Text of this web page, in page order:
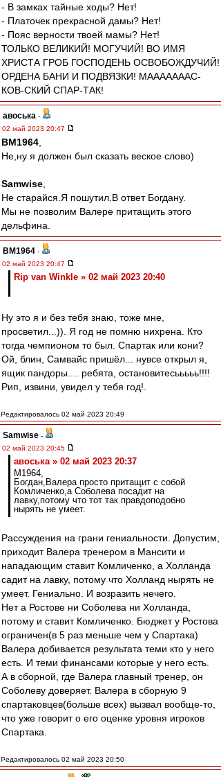
- В замках тайные ходы? Нет!
- Платочек прекрасной дамы? Нет!
- Пояс верности твоей мамы? Нет!
ТОЛЬКО ВЕЛИКИЙ! МОГУЧИЙ! ВО ИМЯ
ХРИСТА ГРОБ ГОСПОДЕНЬ ОСВОБОЖДУЧИЙ!
ОРДЕНА БАНИ И ПОДВЯЗКИ! МАААААААС-
КОВ-СКИЙ СПАР-ТАК!
авоська -
02 май 2023 20:47
BM1964
Не,ну я должен был сказать веское слово)
Samwise
Не старайся.Я пошутил.В ответ Богдану.
Мы не позволим Валере притащить этого
дельфина.
BM1964 -
02 май 2023 20:47
Rip van Winkle » 02 май 2023 20:40
Ну это я и без тебя знаю, тоже мне,
просветил...)). Я год не помню нихрена. Кто
тогда чемпионом то был. Спартак или кони?
Ой, блин, Самвайс пришёл... нувсе открыл я,
ящик пандоры.... ребята, остановитесььььь!!!!
Рип, извини, увидел у тебя год!.
Редактировалось 02 май 2023 20:49
Samwise -
02 май 2023 20:45
авоська » 02 май 2023 20:37
M1964,
Богдан,Валера просто притащит с собой
Комличенко,а Соболева посадит на
лавку,потому что тот так правдоподобно
нырять не умеет.
Рассуждения на грани гениальности. Допустим,
приходит Валера тренером в Мансити и
нападающим ставит Комличенко, а Холланда
садит на лавку, потому что Холланд нырять не
умеет. Гениально. И возразить нечего.
Нет а Ростове ни Соболева ни Холланда,
потому и ставит Комличенко. Бюджет у Ростова
ограничен(в 5 раз меньше чем у Спартака)
Валера добивается результата теми кто у него
есть. И теми финансами которые у него есть.
А в сборной, где Валера главный тренер, он
Соболеву доверяет. Валера в сборную 9
спартаковцев(больше всех) вызвал вообще-то,
что уже говорит о его оценке уровня игроков
Спартака.
Редактировалось 02 май 2023 20:50